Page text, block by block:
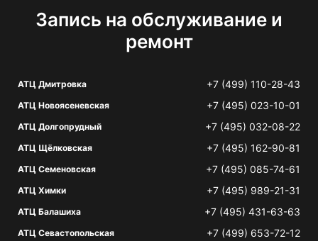
Запись на обслуживание и
ремонт
АТЦ Дмитровка +7 (499) 110-28-43
АТЦ Новоясеневская +7 (495) 023-10-01
АТЦ Долгопрудный +7 (495) 032-08-22
АТЦ Щёлковская +7 (495) 162-90-81
АТЦ Семеновская +7 (495) 085-74-61
АТЦ Химки +7 (495) 989-21-31
АТЦ Балашиха +7 (495) 431-63-63
АТЦ Севастопольская +7 (499) 653-72-12